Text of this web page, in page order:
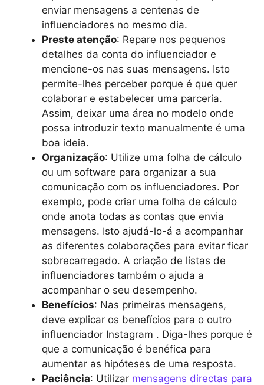
enviar mensagens a centenas de
influenciadores no mesmo dia.
Preste atenção: Repare nos pequenos
detalhes da conta do influenciador e
mencione-os nas suas mensagens. Isto
permite-lhes perceber porque é que quer
colaborar e estabelecer uma parceria.
Assim, deixar uma área no modelo onde
possa introduzir texto manualmente é uma
boa ideia.
Organização: Utilize uma folha de cálculo
ou um software para organizar a sua
comunicação com os influenciadores. Por
exemplo, pode criar uma folha de cálculo
onde anota todas as contas que envia
mensagens. Isto ajudá-lo-á a acompanhar
as diferentes colaborações para evitar ficar
sobrecarregado. A criação de listas de
influenciadores também o ajuda a
acompanhar o seu desempenho.
Benefícios: Nas primeiras mensagens,
deve explicar os benefícios para o outro
influenciador Instagram . Diga-lhes porque é
que a comunicação é benéfica para
aumentar as hipóteses de uma resposta.
Paciência: Utilizar mensagens directas para